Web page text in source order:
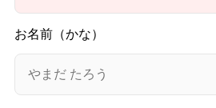
お名前（かな）